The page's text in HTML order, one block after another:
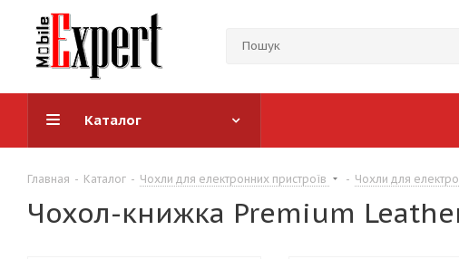
Каталог
Главная - Каталог - Чохли для електронних пристроїв - Чохли для
Чохол-книжка Premium